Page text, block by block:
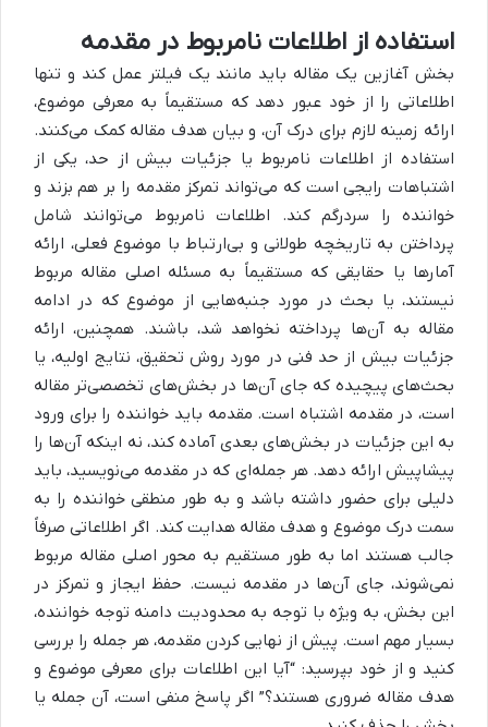
استفاده از اطلاعات نامربوط در مقدمه
بخش آغازین یک مقاله باید مانند یک فیلتر عمل کند و تنها
اطلاعاتی را از خود عبور دهد که مستقیماً به معرفی موضوع،
ارائه زمینه لازم برای درک آن، و بیان هدف مقاله کمک می‌کنند.
استفاده از اطلاعات نامربوط یا جزئیات بیش از حد، یکی از
اشتباهات رایجی است که می‌تواند تمرکز مقدمه را بر هم بزند و
خواننده را سردرگم کند. اطلاعات نامربوط می‌توانند شامل
پرداختن به تاریخچه طولانی و بی‌ارتباط با موضوع فعلی، ارائه
آمارها یا حقایقی که مستقیماً به مسئله اصلی مقاله مربوط
نیستند، یا بحث در مورد جنبه‌هایی از موضوع که در ادامه
مقاله به آن‌ها پرداخته نخواهد شد، باشند. همچنین، ارائه
جزئیات بیش از حد فنی در مورد روش تحقیق، نتایج اولیه، یا
بحث‌های پیچیده که جای آن‌ها در بخش‌های تخصصی‌تر مقاله
است، در مقدمه اشتباه است. مقدمه باید خواننده را برای ورود
به این جزئیات در بخش‌های بعدی آماده کند، نه اینکه آن‌ها را
پیشاپیش ارائه دهد. هر جمله‌ای که در مقدمه می‌نویسید، باید
دلیلی برای حضور داشته باشد و به طور منطقی خواننده را به
سمت درک موضوع و هدف مقاله هدایت کند. اگر اطلاعاتی صرفاً
جالب هستند اما به طور مستقیم به محور اصلی مقاله مربوط
نمی‌شوند، جای آن‌ها در مقدمه نیست. حفظ ایجاز و تمرکز در
این بخش، به ویژه با توجه به محدودیت دامنه توجه خواننده،
بسیار مهم است. پیش از نهایی کردن مقدمه، هر جمله را بررسی
کنید و از خود بپرسید: “آیا این اطلاعات برای معرفی موضوع و
هدف مقاله ضروری هستند؟” اگر پاسخ منفی است، آن جمله یا